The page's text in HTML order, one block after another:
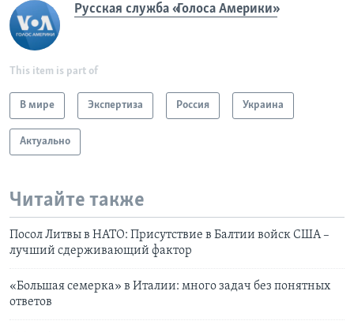
Русская служба «Голоса Америки»
This item is part of
В мире Экспертиза Россия Украина
Актуально
Читайте также
Посол Литвы в НАТО: Присутствие в Балтии войск США –
лучший сдерживающий фактор
«Большая семерка» в Италии: много задач без понятных
ответов